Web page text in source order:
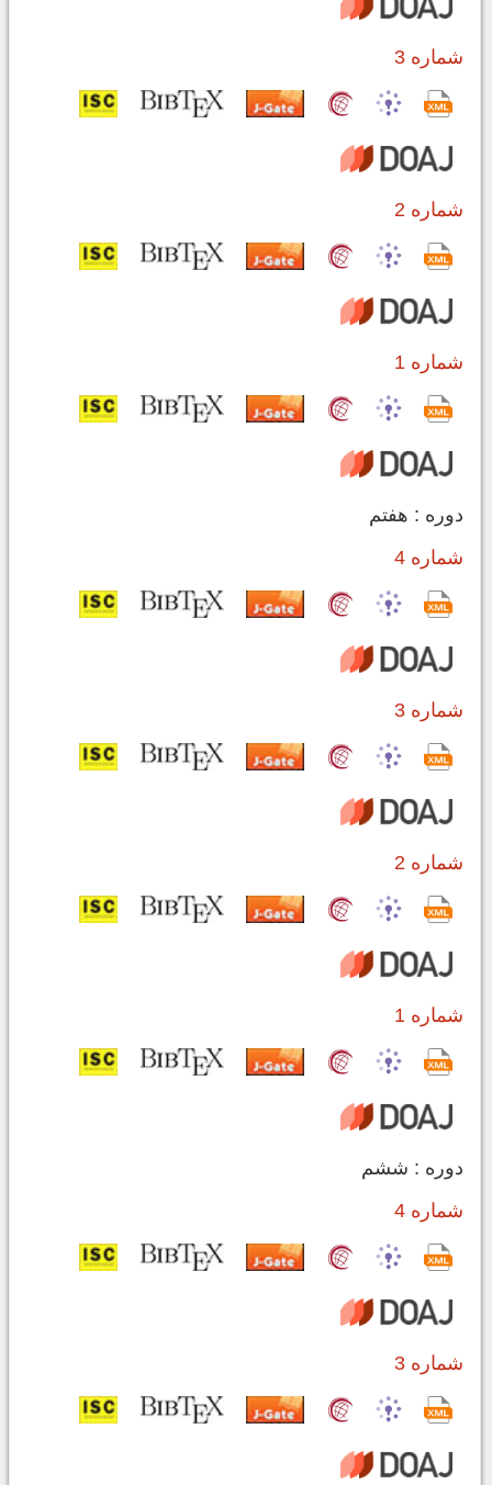
شماره 3
شماره 2
شماره 1
دوره : هفتم
شماره 4
شماره 3
شماره 2
شماره 1
دوره : ششم
شماره 4
شماره 3